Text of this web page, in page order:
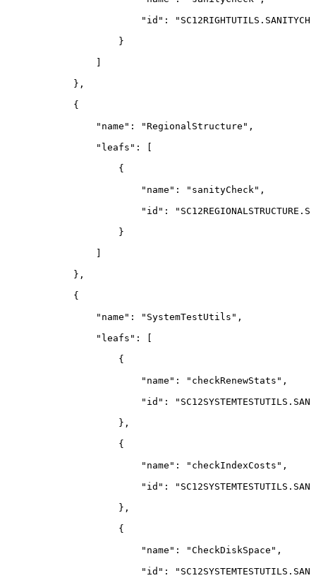
"id" :
}
]
} ,
{
"name" : "RegionalStructure" ,
"leafs" :
[
{
"name" : "sanityCheck" ,
"id" :
}
]
} ,
{
"name" : "SystemTestUtils" ,
"leafs" :
[
{
"name" : "checkRenewStats" ,
"id" :
} ,
{
"name" : "checkIndexCosts" ,
"id" :
} ,
{
"name" : "CheckDiskSpace" ,
"id" :